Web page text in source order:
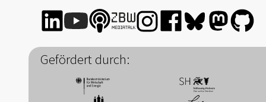
Gefördert durch: